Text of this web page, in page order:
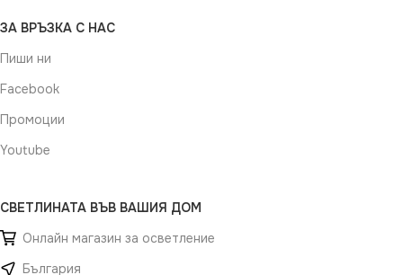
ЗА ВРЪЗКА С НАС
Пиши ни
Facebook
Промоции
Youtube
СВЕТЛИНАТА ВЪВ ВАШИЯ ДОМ
Онлайн магазин за осветление
България